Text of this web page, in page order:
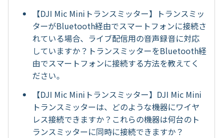
【DJI Mic Miniトランスミッター】トランスミッ
ターがBluetooth経由でスマートフォンに接続さ
れている場合、ライブ配信用の音声録音に対応
していますか？トランスミッターをBluetooth経
由でスマートフォンに接続する方法を教えてく
ださい。
【DJI Mic Miniトランスミッター】DJI Mic Mini
トランスミッターは、どのような機器にワイヤ
レス接続できますか？これらの機器は何台のト
ランスミッターに同時に接続できますか？